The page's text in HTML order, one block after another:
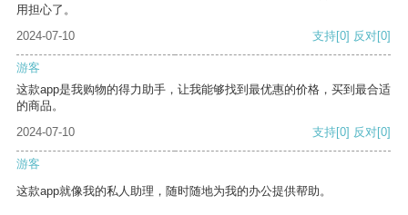
用担心了。
2024-07-10
支持[0] 反对[0]
游客
这款app是我购物的得力助手，让我能够找到最优惠的价格，买到最合适
的商品。
2024-07-10
支持[0] 反对[0]
游客
这款app就像我的私人助理，随时随地为我的办公提供帮助。